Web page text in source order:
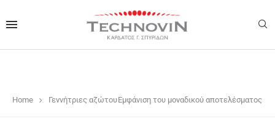
Home Γεννήτριες αζώτουΕμφάνιση του μοναδικού αποτελέσματος